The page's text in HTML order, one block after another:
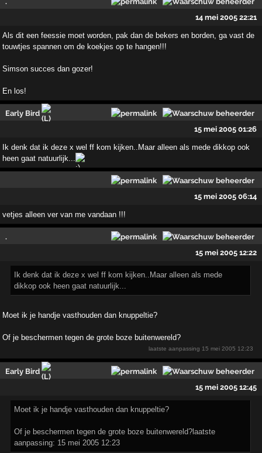
14 mei 2005 22:21
Als dit een feessie moet worden, pak dan de bekers en borden, ga vast de
touwtjes spannen om de koekjes op te hangen!!!
Simson succes dan gozer!
En los!
Early Bird
15 mei 2005 01:26
Ik denk dat ik deze x wel ff kom kijken..Maar alleen als mede dikkop ook
heen gaat natuurlijk...
15 mei 2005 06:14
vetjes alleen ver van me vandaan !!!
.
15 mei 2005 12:22
Ik denk dat ik deze x wel ff kom kijken..Maar alleen als mede
dikkop ook heen gaat natuurlijk...
Moet ik je handje vasthouden dan knuppeltie?
Of je beschermen tegen de grote boze buitenwereld?
laatste aanpassing 15 mei 2005 12:23
Early Bird
15 mei 2005 12:45
Moet ik je handje vasthouden dan knuppeltie?
Of je beschermen tegen de grote boze buitenwereld?laatste
aanpassing: 15 mei 2005 12:23